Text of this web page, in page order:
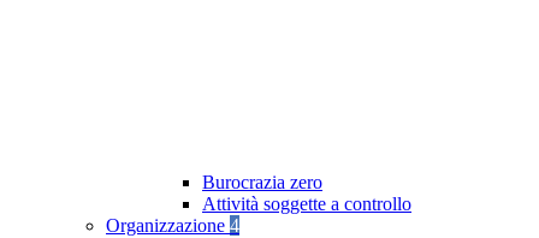
Burocrazia zero
Attività soggette a controllo
Organizzazione 4